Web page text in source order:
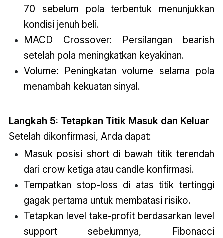
70 sebelum pola terbentuk menunjukkan
kondisi jenuh beli.
MACD Crossover: Persilangan bearish
setelah pola meningkatkan keyakinan.
Volume: Peningkatan volume selama pola
menambah kekuatan sinyal.
Langkah 5: Tetapkan Titik Masuk dan Keluar
Setelah dikonfirmasi, Anda dapat:
Masuk posisi short di bawah titik terendah
dari crow ketiga atau candle konfirmasi.
Tempatkan stop-loss di atas titik tertinggi
gagak pertama untuk membatasi risiko.
Tetapkan level take-profit berdasarkan level
support sebelumnya, Fibonacci